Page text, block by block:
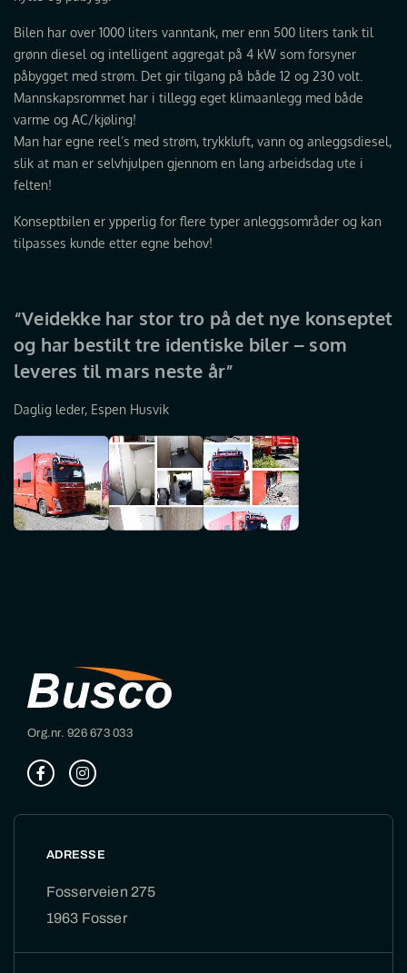
Bilen har over 1000 liters vanntank, mer enn 500 liters tank til
grønn diesel og intelligent aggregat på 4 kW som forsyner
påbygget med strøm. Det gir tilgang på både 12 og 230 volt.
Mannskapsrommet har i tillegg eget klimaanlegg med både
varme og AC/kjøling!
Man har egne reel’s med strøm, trykkluft, vann og anleggsdiesel,
slik at man er selvhjulpen gjennom en lang arbeidsdag ute i
felten!
Konseptbilen er ypperlig for flere typer anleggsområder og kan
tilpasses kunde etter egne behov!
“Veidekke har stor tro på det nye konseptet
og har bestilt tre identiske biler – som
leveres til mars neste år”
Daglig leder, Espen Husvik
Org.nr. 926 673 033
ADRESSE
Fosserveien 275
1963 Fosser